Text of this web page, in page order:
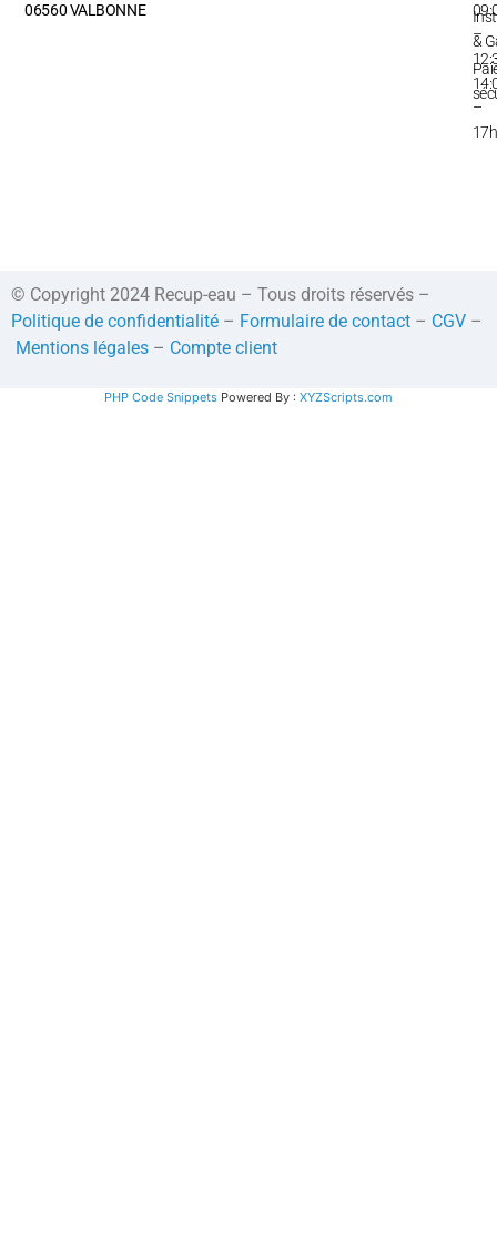
06560 VALBONNE
–
–
&
© Copyright 2024 Recup-eau – Tous droits réservés –
Politique de confidentialité – Formulaire de contact – CGV –
Mentions légales – Compte client
PHP Code Snippets Powered By : XYZScripts.com